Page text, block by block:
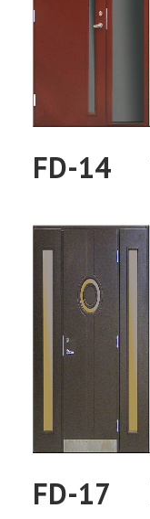
FD-14
FD-17